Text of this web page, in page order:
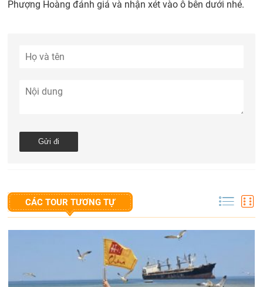
Phượng Hoàng đánh giá và nhận xét vào ô bên dưới nhé.
CÁC TOUR TƯƠNG TỰ